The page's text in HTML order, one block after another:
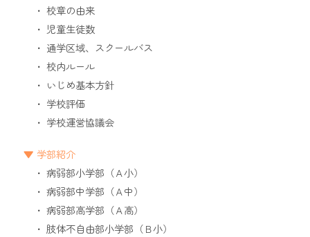
校章の由来
児童生徒数
通学区域、スクールバス
校内ルール
いじめ基本方針
学校評価
学校運営協議会
学部紹介
病弱部小学部（Ａ小）
病弱部中学部（Ａ中）
病弱部高学部（Ａ高）
肢体不自由部小学部（Ｂ小）